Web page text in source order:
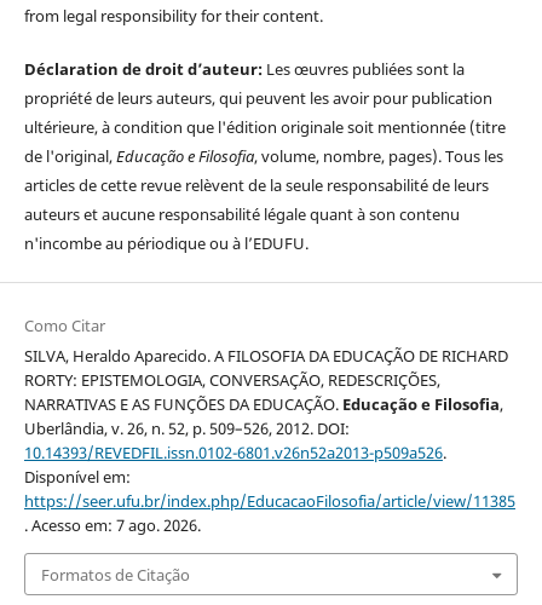
from legal responsibility for their content.
Déclaration de droit d’auteur: Les œuvres publiées sont la
propriété de leurs auteurs, qui peuvent les avoir pour publication
ultérieure, à condition que l'édition originale soit mentionnée (titre
de l'original,Educação e Filosofia, volume, nombre, pages). Tous les
articles de cette revue relèvent de la seule responsabilité de leurs
auteurs et aucune responsabilité légale quant à son contenu
n'incombe au périodique ou à l’EDUFU.
Como Citar
SILVA, Heraldo Aparecido. A FILOSOFIA DA EDUCAÇÃO DE RICHARD
RORTY: EPISTEMOLOGIA, CONVERSAÇÃO, REDESCRIÇÕES,
NARRATIVAS E AS FUNÇÕES DA EDUCAÇÃO. Educação e Filosofia,
Uberlândia, v. 26, n. 52, p. 509–526, 2012. DOI:
10.14393/REVEDFIL.issn.0102-6801.v26n52a2013-p509a526.
Disponível em:
https://seer.ufu.br/index.php/EducacaoFilosofia/article/view/11385
. Acesso em: 7 ago. 2026.
Formatos de Citação